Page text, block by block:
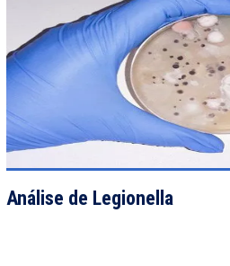
VIEW DETAILS
Análise de Legionella